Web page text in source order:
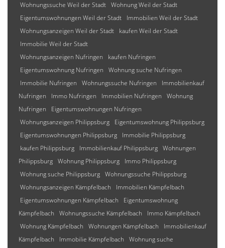
Wohnungssuche Weil der Stadt Wohnung Weil der Stadt
Eigentumswohnungen Weil der Stadt
Immobilien Weil der Stadt
Wohnungsanzeigen Weil der Stadt
kaufen Weil der Stadt
Immobilie Weil der Stadt
Wohnungsanzeigen Nufringen
kaufen Nufringen
Eigentumswohnung Nufringen
Wohnung suche Nufringen
Immobilie Nufringen
Wohnungssuche Nufringen
Immobilienkauf
Nufringen
Immo Nufringen Immobilien Nufringen
Wohnung
Nufringen
Eigentumswohnungen Nufringen
Wohnungsanzeigen Philippsburg
Eigentumswohnung Philippsburg
Eigentumswohnungen Philippsburg
Immobilie Philippsburg
kaufen Philippsburg
Immobilienkauf Philippsburg Wohnungen
Philippsburg Wohnung Philippsburg
Immo Philippsburg
Wohnung suche Philippsburg Wohnungssuche Philippsburg
Wohnungsanzeigen Kämpfelbach
Immobilien Kämpfelbach
Eigentumswohnungen Kämpfelbach
Eigentumswohnung
Kämpfelbach
Wohnungssuche Kämpfelbach
Immo Kämpfelbach
Wohnung Kämpfelbach
Wohnungen Kämpfelbach
Immobilienkauf
Kämpfelbach
Immobilie Kämpfelbach Wohnung suche